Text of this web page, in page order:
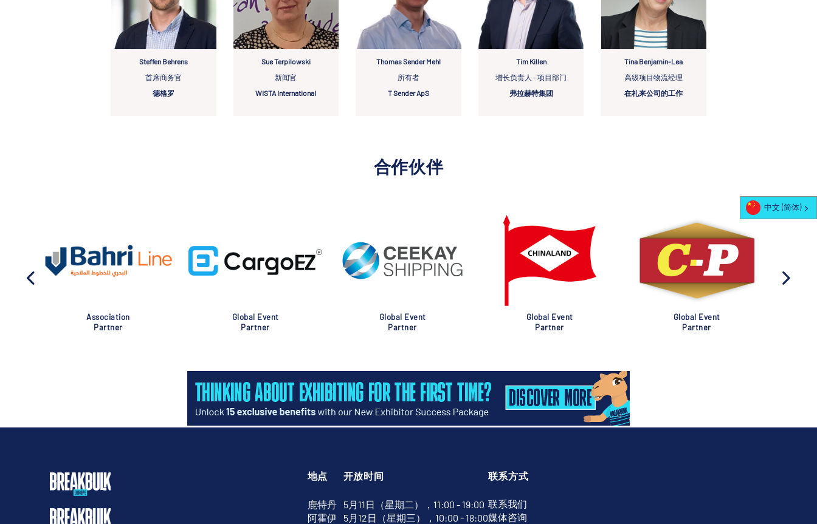
Steffen Behrens
首席商务官
德格罗
Sue Terpilowski
新闻官
WISTA International
Thomas Sender Mehl
所有者
T Sender ApS
Tim Killen
增长负责人 - 项目部门
弗拉赫特集团
Tina Benjamin-Lea
高级项目物流经理
在礼来公司的工作
合作伙伴
Association
Partner
Global Event
Partner
Global Event
Partner
Global Event
Partner
Global Event
Partner
地点
鹿特丹
阿霍伊
开放时间
5月11日（星期二），11:00 - 19:00
5月12日（星期三），10:00 - 18:00
联系方式
联系我们
媒体咨询
中文 (简体)